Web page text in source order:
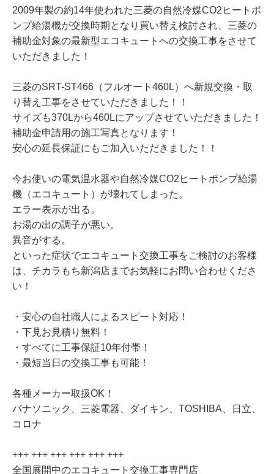
2009年製の約14年使われた三菱の自然冷媒CO2ヒートポ
ンプ給湯機が交換時期となり買い替え検討され、三菱の
補助金対象の最新型エコキュートへの交換工事をさせて
いただきました！
三菱のSRT-ST466（フルオート460L）へ新規交換・取
り替え工事をさせていただきました！！
サイズも370Lから460Lにアップさせていただきました！
補助金申請用の施工写真となります！
安心の延長保証にもご加入いただきました！！
今お使いの電気温水器や自然冷媒CO2ヒートポンプ給湯
機（エコキュート）が壊れてしまった。
エラー表示が出る。
お湯の出の調子が悪い。
異音がする。
といった症状でエコキュート交換工事をご検討のお客様
は、チカラもち新潟店までお気軽にお問い合わせくださ
い！
・安心の自社職人によるスピート対応！
・下見お見積り無料！
・すべてに工事保証10年付帯！
・最短当日の交換工事も可能！
各種メーカー取扱OK！
パナソニック、三菱電器、ダイキン、TOSHIBA、日立、
コロナ
+++ +++ +++ +++ +++ +++
全国展開中のエコキュート交換工事専門店